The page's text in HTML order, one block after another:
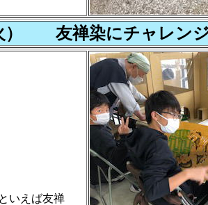
） 友禅染にチャレン
いえば友禅